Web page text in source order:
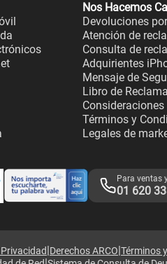
Nos Hacemos
Devoluciones
Atención de
Consulta de
Adquirientes
Mensaje de
Libro de
Consideraciones
Términos y
Legales de
Para ventas
01 620
|Derechos ARCO|Términos